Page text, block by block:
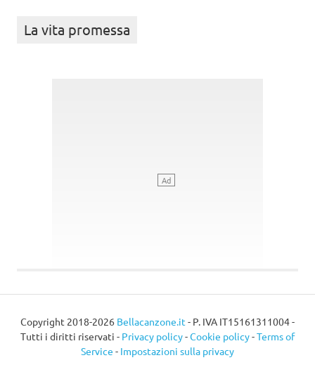
La vita promessa
Copyright 2018-2026 Bellacanzone.it - P. IVA IT15161311004 -
Tutti i diritti riservati - Privacy policy-Cookie policy-Terms of
Service - Impostazioni sulla privacy